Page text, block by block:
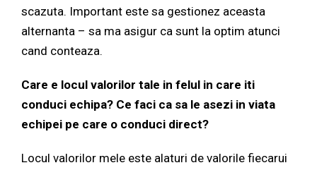
scazuta. Important este sa gestionez aceasta
alternanta – sa ma asigur ca sunt la optim atunci
cand conteaza.
Care e locul valorilor tale in felul in care iti
conduci echipa? Ce faci ca sa le asezi in viata
echipei pe care o conduci direct?
Locul valorilor mele este alaturi de valorile fiecarui